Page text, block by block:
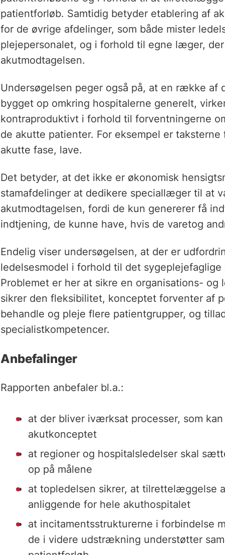
patientforløb. Samtidig betyder etablering af
for de øvrige afdelinger, som både mister
plejepersonalet, og i forhold til egne læger,
akutmodtagelsen.
Undersøgelsen peger også på, at en række af
bygget op omkring hospitalerne generelt,
kontraproduktivt i forhold til forventningerne
de akutte patienter. For eksempel er
akutte fase, lave.
Det betyder, at det ikke er økonomisk
stamafdelinger at dedikere speciallæger til at
akutmodtagelsen, fordi de kun genererer få
indtjening, de kunne have, hvis de varetog
Endelig viser undersøgelsen, at der er
ledelsesmodel i forhold til det
Problemet er her at sikre en organisations- og
sikrer den fleksibilitet, konceptet forventer af
behandle og pleje flere patientgrupper, og
specialistkompetencer.
Anbefalinger
Rapporten anbefaler bl.a.:
at der bliver iværksat processer, som
akutkonceptet
at regioner og hospitalsledelser skal
op på målene
at topledelsen sikrer, at tilrettelæggelse
anliggende for hele akuthospitalet
at incitamentsstrukturerne i forbindelse
de i videre udstrækning understøtter